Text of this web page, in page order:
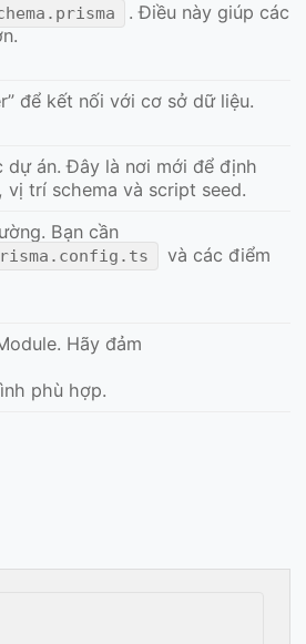
. Điều này giúp các
để kết nối với cơ sở dữ liệu.
dự án. Đây là nơi mới để định
trí schema và script seed.
Bạn cần
và các điểm
Hãy đảm
phù hợp.